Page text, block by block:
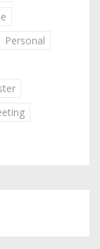
Personal